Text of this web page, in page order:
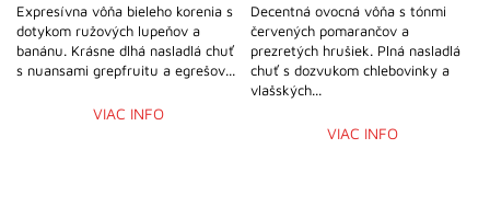
Expresívna vôňa bieleho korenia s
dotykom ružových lupeňov a
banánu. Krásne dlhá nasladlá chuť
s nuansami grepfruitu a egrešov...
VIAC INFO
Decentná ovocná vôňa s tónmi
červených pomarančov a
prezretých hrušiek. Plná nasladlá
chuť s dozvukom chlebovinky a
vlašských...
VIAC INFO